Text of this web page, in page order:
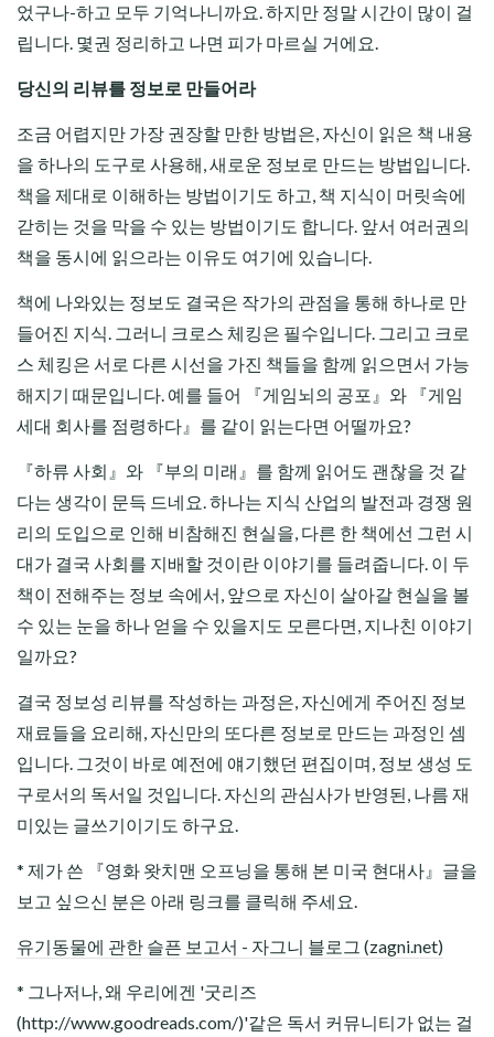
었구나-하고 모두 기억나니까요. 하지만 정말 시간이 많이 걸
립니다. 몇권 정리하고 나면 피가 마르실 거에요.
당신의 리뷰를 정보로 만들어라
조금 어렵지만 가장 권장할 만한 방법은, 자신이 읽은 책 내용
을 하나의 도구로 사용해, 새로운 정보로 만드는 방법입니다.
책을 제대로 이해하는 방법이기도 하고, 책 지식이 머릿속에
갇히는 것을 막을 수 있는 방법이기도 합니다. 앞서 여러권의
책을 동시에 읽으라는 이유도 여기에 있습니다.
책에 나와있는 정보도 결국은 작가의 관점을 통해 하나로 만
들어진 지식. 그러니 크로스 체킹은 필수입니다. 그리고 크로
스 체킹은 서로 다른 시선을 가진 책들을 함께 읽으면서 가능
해지기 때문입니다. 예를 들어 『게임뇌의 공포』와 『게임
세대 회사를 점령하다』를 같이 읽는다면 어떨까요?
『하류 사회』와 『부의 미래』를 함께 읽어도 괜찮을 것 같
다는 생각이 문득 드네요. 하나는 지식 산업의 발전과 경쟁 원
리의 도입으로 인해 비참해진 현실을, 다른 한 책에선 그런 시
대가 결국 사회를 지배할 것이란 이야기를 들려줍니다. 이 두
책이 전해주는 정보 속에서, 앞으로 자신이 살아갈 현실을 볼
수 있는 눈을 하나 얻을 수 있을지도 모른다면, 지나친 이야기
일까요?
결국 정보성 리뷰를 작성하는 과정은, 자신에게 주어진 정보
재료들을 요리해, 자신만의 또다른 정보로 만드는 과정인 셈
입니다. 그것이 바로 예전에 얘기했던 편집이며, 정보 생성 도
구로서의 독서일 것입니다. 자신의 관심사가 반영된, 나름 재
미있는 글쓰기이기도 하구요.
* 제가 쓴 『영화 왓치맨 오프닝을 통해 본 미국 현대사』글을
보고 싶으신 분은 아래 링크를 클릭해 주세요.
유기동물에 관한 슬픈 보고서 - 자그니 블로그 (zagni.net)
* 그나저나, 왜 우리에겐 '굿리즈
(http://www.goodreads.com/)'같은 독서 커뮤니티가 없는 걸